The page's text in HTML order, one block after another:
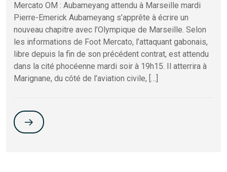
Mercato OM : Aubameyang attendu à Marseille mardi
Pierre-Emerick Aubameyang s’apprête à écrire un
nouveau chapitre avec l’Olympique de Marseille. Selon
les informations de Foot Mercato, l’attaquant gabonais,
libre depuis la fin de son précédent contrat, est attendu
dans la cité phocéenne mardi soir à 19h15. Il atterrira à
Marignane, du côté de l’aviation civile, […]